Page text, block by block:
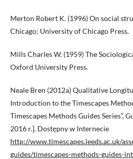
Merton Robert K. (1996) On social
Chicago: University of Chicago Press.
Mills Charles W. (1959) The
Oxford University Press.
Neale Bren (2012a) Qualitative
Introduction to the Timescapes
Timescapes Methods Guides Series”,
2016 r.]. Dostępny w Internecie
http://www.timescapes.leeds.ac.uk/
guides/timescapes-methods-guides-